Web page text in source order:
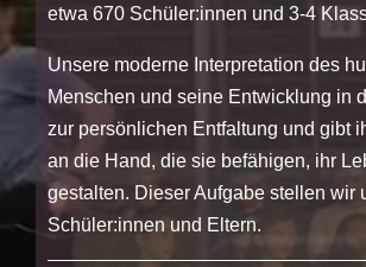
etwa 670 Schüler:innen und 3-4
Unsere moderne Interpretation des
Menschen und seine Entwicklung in
zur persönlichen Entfaltung und gibt
an die Hand, die sie befähigen, ihr
gestalten. Dieser Aufgabe stellen wir
Schüler:innen und Eltern.